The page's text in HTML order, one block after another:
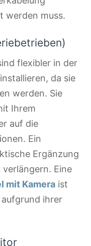
werden muss.
flexibler in der
da sie
werden. Sie
Ihrem
auf die
Ein
Ergänzung
verlängern. Eine
mit Kamera ist
ihrer